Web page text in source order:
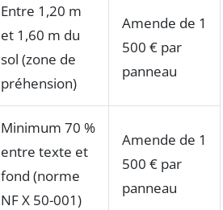
Entre 1,20 m
et 1,60 m du
sol (zone de
préhension)
Amende de 1
500 € par
panneau
Minimum 70 %
entre texte et
fond (norme
NF X 50-001)
Amende de 1
500 € par
panneau